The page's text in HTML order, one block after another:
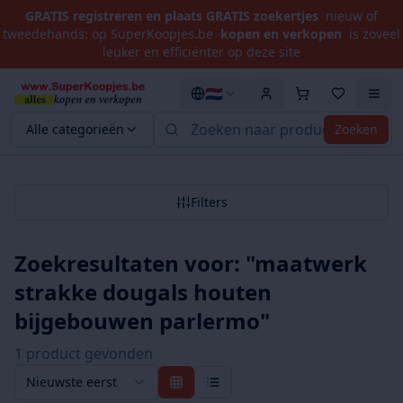
GRATIS registreren en plaats GRATIS zoekertjes nieuw of
tweedehands: op SuperKoopjes.be kopen en verkopen is zoveel
leuker en efficiënter op deze site
Alle categorieën Zoeken
🇳🇱
Filters
Zoekresultaten voor: "maatwerk
strakke dougals houten
bijgebouwen parlermo"
1 product gevonden
Nieuwste eerst